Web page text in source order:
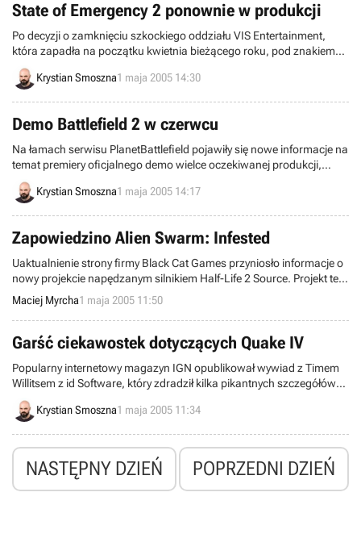
State of Emergency 2 ponownie w produkcji
Po decyzji o zamknięciu szkockiego oddziału VIS Entertainment,
która zapadła na początku kwietnia bieżącego roku, pod znakiem
zapytania stanęła dalsza produkcja gry State of Emergency 2. Kilka
dni później mówiono co prawda o potencjalnych nabywcach praw
Krystian Smoszna1 maja 2005 14:30
Demo Battlefield 2 w czerwcu
Na łamach serwisu PlanetBattlefield pojawiły się nowe informacje na
temat premiery oficjalnego demo wielce oczekiwanej produkcji,
zatytułowanej Battlefield 2.
Krystian Smoszna1 maja 2005 14:17
Zapowiedzino Alien Swarm: Infested
Uaktualnienie strony firmy Black Cat Games przyniosło informacje o
nowy projekcie napędzanym silnikiem Half-Life 2 Source. Projekt ten
nosi nazwę Alien Swarm: Infeseted a dość interesującym faktem jest
to, iż ukaże się on w dwóch wersjach: darmowej, wymagającej
zainstalowanej Half-Life 2 oraz jako pełnopłatna gra oferująca
dodatkowe misje, postacie, ekwipunek itp.
Maciej Myrcha1 maja 2005 11:50
Garść ciekawostek dotyczących Quake IV
Popularny internetowy magazyn IGN opublikował wywiad z Timem
Willitsem z id Software, który zdradził kilka pikantnych szczegółów
na temat przygotowywanej przez Raven Software czwartej odsłony
serii Quake.
Krystian Smoszna1 maja 2005 11:34
NASTĘPNY DZIEŃ POPRZEDNI DZIEŃ